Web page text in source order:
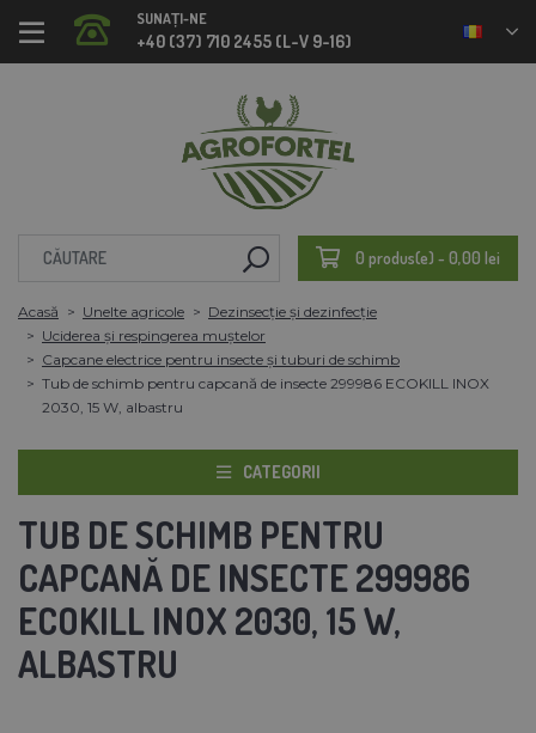
SUNAȚI-NE
+40 (37) 710 2455 (L-V 9-16)
0 produs(e) - 0,00 lei
Acasă Unelte agricole
Dezinsecție și dezinfecție
Uciderea și respingerea muștelor
Capcane electrice pentru insecte și tuburi de schimb
Tub de schimb pentru capcană de insecte 299986 ECOKILL INOX
2030, 15 W, albastru
CATEGORII
TUB DE SCHIMB PENTRU
CAPCANĂ DE INSECTE 299986
ECOKILL INOX 2030, 15 W,
ALBASTRU